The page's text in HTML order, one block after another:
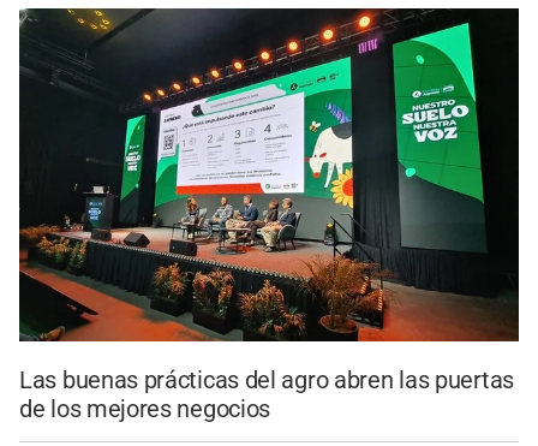
Las buenas prácticas del agro abren las puertas
de los mejores negocios